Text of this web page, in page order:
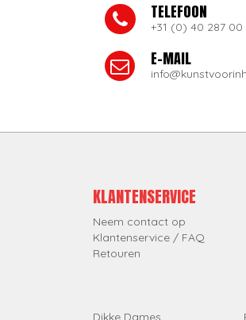
TELEFOON
+31 (0) 40 287 00
E-MAIL
KLANTENSERVICE
Neem contact op
Klantenservice / FAQ
Retouren
Dikke Dames